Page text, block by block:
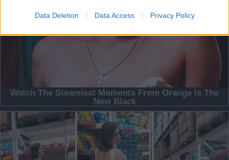
Data Deletion Data Access Privacy Policy